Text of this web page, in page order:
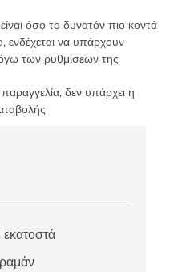
όσο το δυνατόν πιο κοντά
ενδέχεται να υπάρχουν
των ρυθμίσεων της
δεν υπάρχει η